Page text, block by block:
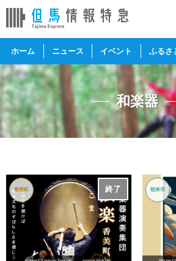
ホーム ニュース イベント ふるさ
和楽器
終了
香美町 朝来市